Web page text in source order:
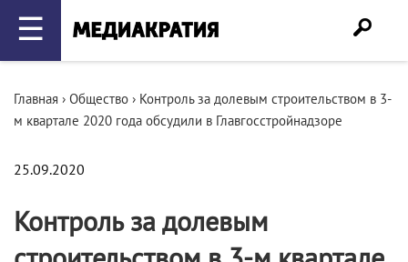
☰
Главная › Общество › Контроль за долевым строительством в 3-
м квартале 2020 года обсудили в Главгосстройнадзоре
25.09.2020
Контроль за долевым